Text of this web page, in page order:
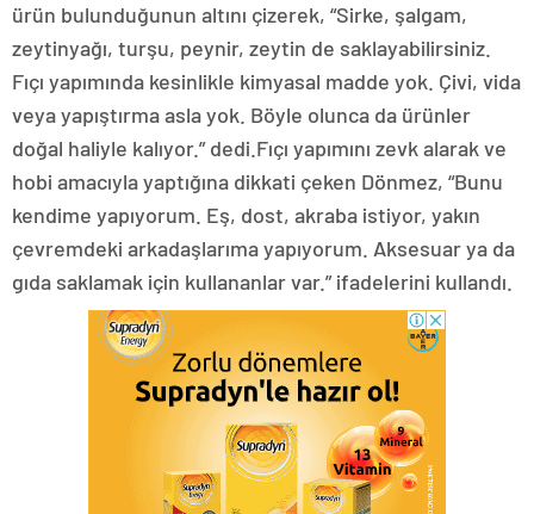
ürün bulunduğunun altını çizerek, “Sirke, şalgam,
zeytinyağı, turşu, peynir, zeytin de saklayabilirsiniz.
Fıçı yapımında kesinlikle kimyasal madde yok. Çivi, vida
veya yapıştırma asla yok. Böyle olunca da ürünler
doğal haliyle kalıyor.” dedi.Fıçı yapımını zevk alarak ve
hobi amacıyla yaptığına dikkati çeken Dönmez, “Bunu
kendime yapıyorum. Eş, dost, akraba istiyor, yakın
çevremdeki arkadaşlarıma yapıyorum. Aksesuar ya da
gıda saklamak için kullananlar var.” ifadelerini kullandı.